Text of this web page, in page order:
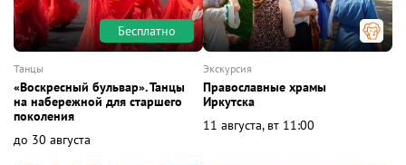
Бесплатно
танцы
«Воскресный бульвар». Танцы
на набережной для старшего
поколения
до 30 августа
экскурсия
Православные храмы
Иркутска
11 августа, вт 11:00